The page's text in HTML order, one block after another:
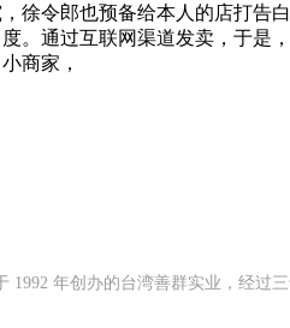
徐令郎也预备给本人的店打
。通过互联网渠道发卖，于
商家，
1992 年创办的台湾善群实业，经过